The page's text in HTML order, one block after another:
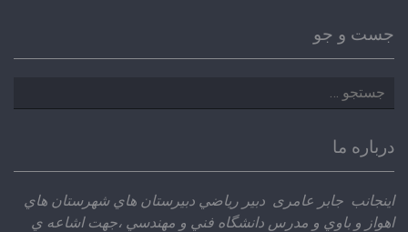
جست و جو
جستجو
برای:
درباره ما
اينجانب جابر عامری دبير رياضي دبيرستان هاي شهرستان هاي
اهواز و باوي و مدرس دانشگاه فني و مهندسي ،‌جهت اشاعه ي